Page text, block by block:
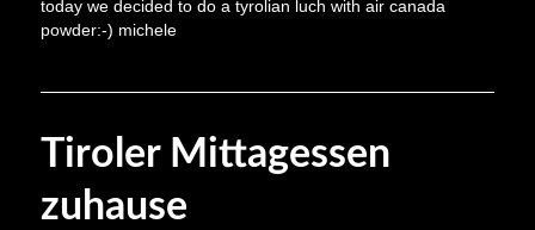
today we decided to do a tyrolian luch with air canada
powder:-) michele
Tiroler Mittagessen
zuhause